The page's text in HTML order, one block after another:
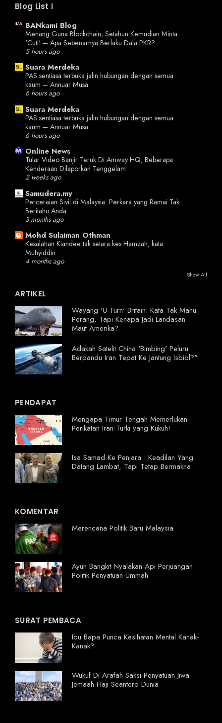
Blog List I
BANkami Blog
Menang Guna Blockchain, Setahun Kemudian Minta
'Cuti' – Apa Sebenarnya Berlaku Dala PKR?
5 hours ago
Suara Merdeka
PAS sentiasa terbuka jalin hubungan dengan semua
kaum – Annuar Musa
6 hours ago
Suara Merdeka
PAS sentiasa terbuka jalin hubungan dengan semua
kaum – Annuar Musa
6 hours ago
Online News
Tular Video Banjir Teruk Di Amway HQ, Beberapa
Kenderaan Dilaporkan Tenggelam
2 weeks ago
Samudera.my
Perceraian Sivil di Malaysia: Perkara yang Ramai Tak
Beritahu Anda
3 months ago
Mohd Sulaiman Othman
Kesalahan Kiandee tak setara kes Hamzah, kata
Muhyiddin
4 months ago
Show All
ARTIKEL
Wayang 'U-Turn' Britain: Kata Tak Mahu
Perang, Tapi Kenapa Jadi Landasan
Maut Amerika?
Adakah Satelit China 'Bimbing' Peluru
Berpandu Iran Tepat Ke Jantung Isbiol?"
PENDAPAT
Mengapa Timur Tengah Memerlukan
Perikatan Iran-Turki yang Kukuh!
Isa Samad Ke Penjara : Keadilan Yang
Datang Lambat, Tapi Tetap Bermakna
KOMENTAR
Merencana Politik Baru Malaysia
Ayuh Bangkit Nyalakan Api Perjuangan
Politik Penyatuan Ummah
SURAT PEMBACA
Ibu Bapa Punca Kesihatan Mental Kanak-
Kanak?
Wukuf Di Arafah Saksi Penyatuan Jiwa
Jemaah Haji Seantero Dunia